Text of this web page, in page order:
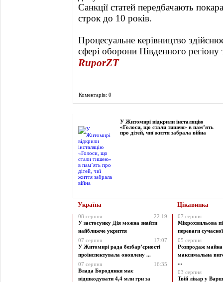
Санкції статей передбачають
строк до 10 років.
Процесуальне керівництво
сфері оборони Південного
RuporZT
Коментарів: 0
У Житомирі відкрили інсталяцію
«Голоси, що стали тишею» в пам’ять
про дітей, чиї життя забрала війна
Україна Цікавинка
08 серпня
22:19
У застосунку Дія можна знайти
найближче укриття
07 серпня
17:07
У Житомирі рада безбар’єрності
проінспектувала оновлену ...
07 серпня
16:35
Влада Бородянки має
відшкодувати 4,4 млн грн за
07 серпня
Мікрохвильова
переваги
05 серпня
Розпродаж майна
максимальна
...
03 серпня
Твій лікар у